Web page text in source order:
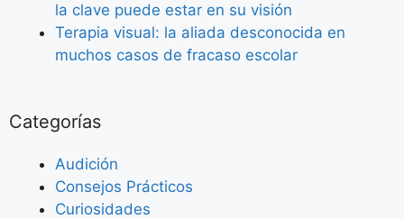
la clave puede estar en su visión
Terapia visual: la aliada desconocida en
muchos casos de fracaso escolar
Categorías
Audición
Consejos Prácticos
Curiosidades